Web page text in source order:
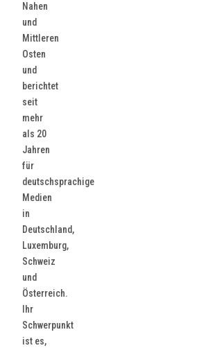
Nahen
und
Mittleren
Osten
und
berichtet
seit
mehr
als 20
Jahren
für
deutschsprachige
Medien
in
Deutschland,
Luxemburg,
Schweiz
und
Österreich.
Ihr
Schwerpunkt
ist es,